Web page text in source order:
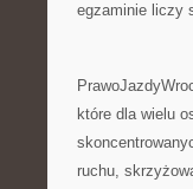
egzaminie liczy
które dla wielu
ruchu,